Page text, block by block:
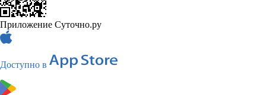
Приложение Суточно.ру
Доступно в